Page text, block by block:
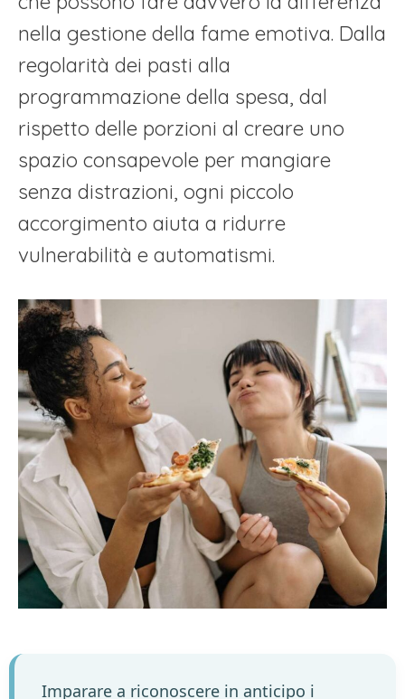
nella gestione della fame emotiva. Dalla
regolarità dei pasti alla
programmazione della spesa, dal
rispetto delle porzioni al creare uno
spazio consapevole per mangiare
senza distrazioni, ogni piccolo
accorgimento aiuta a ridurre
vulnerabilità e automatismi.
Imparare a riconoscere in anticipo i